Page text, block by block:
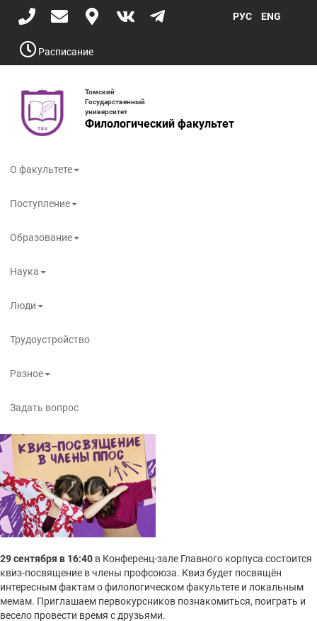
Перейти
содержаниюРасписание
РУС ENG
Томский
Государственный
университет
Филологический факультет
О факультете
Поступление
Образование
Наука
Люди
Трудоустройство
Разное
Задать вопрос
29 сентября в 16:40 в Конференц-зале Главного корпуса состоится
квиз-посвящение в члены профсоюза. Квиз будет посвящён
интересным фактам о филологическом факультете и локальным
мемам. Приглашаем первокурсников познакомиться, поиграть и
весело провести время с друзьями.